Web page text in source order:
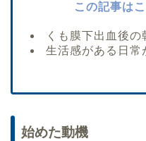
この記事は
くも膜下出血後の
生活感がある日常
始めた動機